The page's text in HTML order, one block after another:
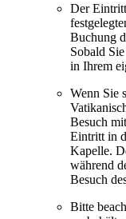
Der
Buchung
Sobald
in Ihrem
Wenn Sie
Besuch
Eintritt in
Kapelle.
während
Besuch
Bitte